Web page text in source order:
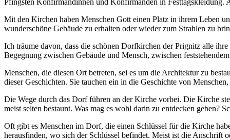
Mit den Kirchen haben Menschen Gott einen Platz in ihrem Leben
wunderschöne Gebäude zu erhalten oder wieder zum Strahlen zu
Ich träume davon, dass die schönen Dorfkirchen der Prignitz alle
Begegnung zwischen Gebäude und Mensch, zwischen
Menschen, die diesen Ort betreten, sei es um die Architektur zu
dieser Geschichten. Sie tauchen ein in die Geschichte von
Die Wege durch das Dorf führen an der Kirche vorbei. Die Kirche
meist selten bestaunt. Was mag es wohl darin zu entdecken geben?
Oft gibt es Menschen im Dorf, die einen Schlüssel für die Kirche
herausfinden, wo sich der Schlüssel befindet. Meist ist die Anschrift